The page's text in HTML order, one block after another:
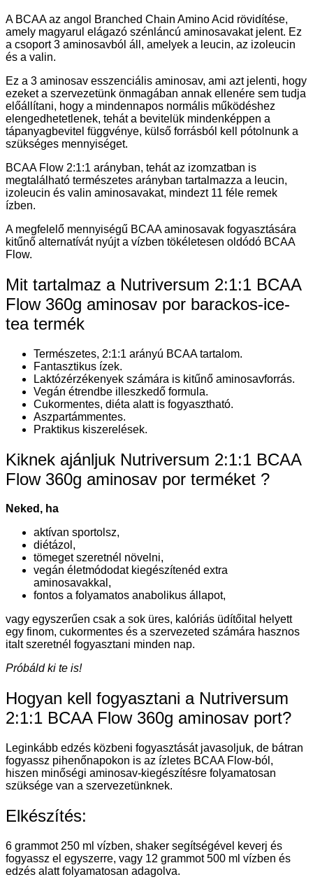
A BCAA az angol Branched Chain Amino Acid rövidítése,
amely magyarul elágazó szénláncú aminosavakat jelent. Ez
a csoport 3 aminosavból áll, amelyek a leucin, az izoleucin
és a valin.
Ez a 3 aminosav esszenciális aminosav, ami azt jelenti, hogy
ezeket a szervezetünk önmagában annak ellenére sem tudja
előállítani, hogy a mindennapos normális működéshez
elengedhetetlenek, tehát a bevitelük mindenképpen a
tápanyagbevitel függvénye, külső forrásból kell pótolnunk a
szükséges mennyiséget.
BCAA Flow 2:1:1 arányban, tehát az izomzatban is
megtalálható természetes arányban tartalmazza a leucin,
izoleucin és valin aminosavakat, mindezt 11 féle remek
ízben.
A megfelelő mennyiségű BCAA aminosavak fogyasztására
kitűnő alternatívát nyújt a vízben tökéletesen oldódó BCAA
Flow.
Mit tartalmaz a Nutriversum 2:1:1 BCAA
Flow 360g aminosav por barackos-ice-
tea termék
Természetes, 2:1:1 arányú BCAA tartalom.
Fantasztikus ízek.
Laktózérzékenyek számára is kitűnő aminosavforrás.
Vegán étrendbe illeszkedő formula.
Cukormentes, diéta alatt is fogyasztható.
Aszpartámmentes.
Praktikus kiszerelések.
Kiknek ajánljuk Nutriversum 2:1:1 BCAA
Flow 360g aminosav por terméket ?
Neked, ha
aktívan sportolsz,
diétázol,
tömeget szeretnél növelni,
vegán életmódodat kiegészítenéd extra
aminosavakkal,
fontos a folyamatos anabolikus állapot,
vagy egyszerűen csak a sok üres, kalóriás üdítőital helyett
egy finom, cukormentes és a szervezeted számára hasznos
italt szeretnél fogyasztani minden nap.
Próbáld ki te is!
Hogyan kell fogyasztani a Nutriversum
2:1:1 BCAA Flow 360g aminosav port?
Leginkább edzés közbeni fogyasztását javasoljuk, de bátran
fogyassz pihenőnapokon is az ízletes BCAA Flow-ból,
hiszen minőségi aminosav-kiegészítésre folyamatosan
szüksége van a szervezetünknek.
Elkészítés:
6 grammot 250 ml vízben, shaker segítségével keverj és
fogyassz el egyszerre, vagy 12 grammot 500 ml vízben és
edzés alatt folyamatosan adagolva.